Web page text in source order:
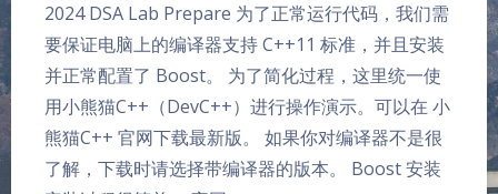
夜间模式
2024 DSA Lab Prepare 为了正常运行代码，我们需
要保证电脑上的编译器支持 C++11 标准，并且安装
并正常配置了 Boost。 为了简化过程，这里统一使
用小熊猫C++（DevC++）进行操作演示。可以在 小
熊猫C++ 官网下载最新版。 如果你对编译器不是很
了解，下载时请选择带编译器的版本。 Boost 安装